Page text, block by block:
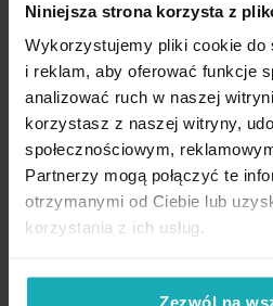
Niniejsza strona korzysta z
Wykorzystujemy pliki cookie do
i reklam, aby oferować funkcje
analizować ruch w naszej
korzystasz z naszej witryny,
społecznościowym,
Partnerzy mogą połączyć te
otrzymanymi od Ciebie lub
korzystania z ich usług.
Zezwól na
Dane techniczne:
długość całkowita: 64 cm
długość części ozdobnej: 32 cm
Opinie